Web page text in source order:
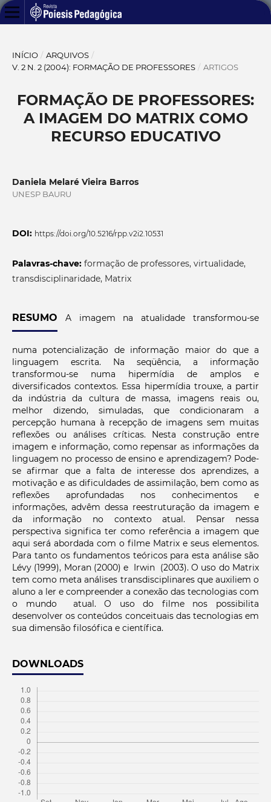
INÍCIO / ARQUIVOS /
V. 2 N. 2 (2004): FORMAÇÃO DE PROFESSORES / ARTIGOS
FORMAÇÃO DE PROFESSORES:
A IMAGEM DO MATRIX COMO
RECURSO EDUCATIVO
Daniela Melaré Vieira Barros
UNESP BAURU
DOI: https://doi.org/10.5216/rpp.v2i2.10531
Palavras-chave: formação de professores, virtualidade,
transdisciplinaridade, Matrix
RESUMO A imagem na atualidade transformou-se
numa potencialização de informação maior do que a
linguagem escrita. Na seqüência, a informação
transformou-se numa hipermídia de amplos e
diversificados contextos. Essa hipermídia trouxe, a partir
da indústria da cultura de massa, imagens reais ou,
melhor dizendo, simuladas, que condicionaram a
percepção humana à recepção de imagens sem muitas
reflexões ou análises críticas. Nesta construção entre
imagem e informação, como repensar as informações da
linguagem no processo de ensino e aprendizagem? Pode-
se afirmar que a falta de interesse dos aprendizes, a
motivação e as dificuldades de assimilação, bem como as
reflexões aprofundadas nos conhecimentos e
informações, advêm dessa reestruturação da imagem e
da informação no contexto atual. Pensar nessa
perspectiva significa ter como referência a imagem que
aqui será abordada com o filme Matrix e seus elementos.
Para tanto os fundamentos teóricos para esta análise são
Lévy (1999), Moran (2000) e Irwin (2003). O uso do Matrix
tem como meta análises transdisciplinares que auxiliem o
aluno a ler e compreender a conexão das tecnologias com
o mundo atual. O uso do filme nos possibilita
desenvolver os conteúdos conceituais das tecnologias em
sua dimensão filosófica e científica.
DOWNLOADS